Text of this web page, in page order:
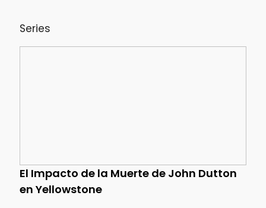
Series
El Impacto de la Muerte de John Dutton
en Yellowstone